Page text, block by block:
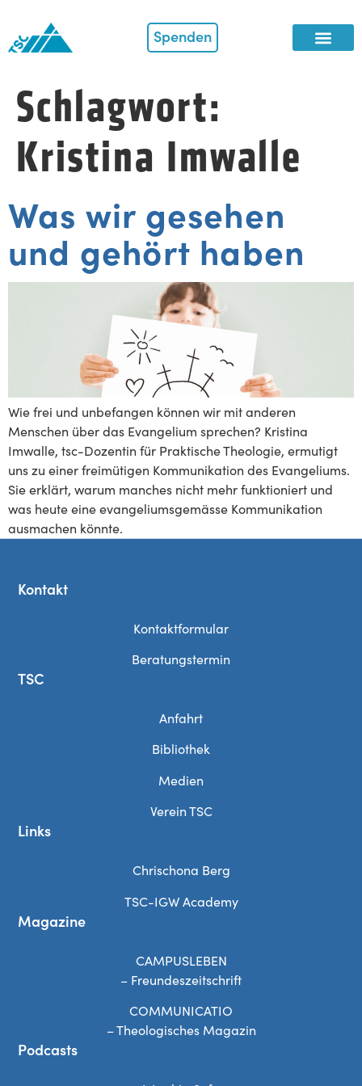
Spenden
Schlagwort:
Kristina Imwalle
Was wir gesehen
und gehört haben
Wie frei und unbefangen können wir mit anderen
Menschen über das Evangelium sprechen? Kristina
Imwalle, tsc-Dozentin für Praktische Theologie, ermutigt
uns zu einer freimütigen Kommunikation des Evangeliums.
Sie erklärt, warum manches nicht mehr funktioniert und
was heute eine evangeliumsgemässe Kommunikation
ausmachen könnte.
Kontakt
Kontaktformular
Beratungstermin
TSC
Anfahrt
Bibliothek
Medien
Verein TSC
Links
Chrischona Berg
TSC-IGW Academy
Magazine
CAMPUSLEBEN
– Freundeszeitschrift
COMMUNICATIO
– Theologisches Magazin
Podcasts